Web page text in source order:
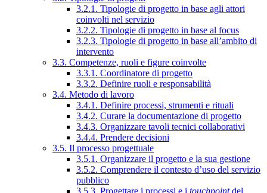
3.2.1. Tipologie di progetto in base agli attori
coinvolti nel servizio
3.2.2. Tipologie di progetto in base al focus
3.2.3. Tipologie di progetto in base all’ambito di
intervento
3.3. Competenze, ruoli e figure coinvolte
3.3.1. Coordinatore di progetto
3.3.2. Definire ruoli e responsabilità
3.4. Metodo di lavoro
3.4.1. Definire processi, strumenti e rituali
3.4.2. Curare la documentazione di progetto
3.4.3. Organizzare tavoli tecnici collaborativi
3.4.4. Prendere decisioni
3.5. Il processo progettuale
3.5.1. Organizzare il progetto e la sua gestione
3.5.2. Comprendere il contesto d’uso del servizio
pubblico
3.5.3. Progettare i processi e i touchpointdel